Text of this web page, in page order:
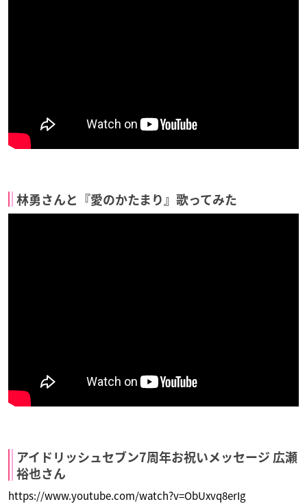
林勇さんと『愛のかたまり』歌ってみた
アイドリッシュセブン7周年お祝いメッセージ 広瀬
裕也さん
https://www.youtube.com/watch?v=ObUxvq8erIg